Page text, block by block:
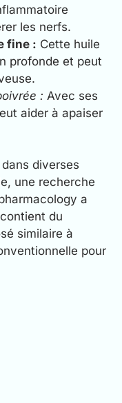
les nerfs.
fine : Cette huile
profonde et peut
: Avec ses
aider à apaiser
diverses
une recherche
a
du
similaire à
pour